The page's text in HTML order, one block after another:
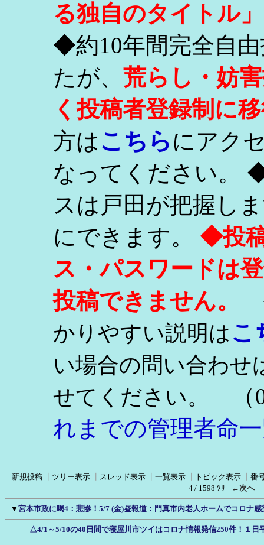
る独自のタイトル
◆約10年間完全自
たが、 荒らし・妨
く投稿者登録制に
方はこちらにアク
なってください。
スは戸田が把握し
にできます。 ◆投
ス・パスワードは
投稿できません。
かりやすい説明はこ
い場合の問い合わせ
せてください。
（
れまでの管理者命
新規投稿 ツリー表示 スレッド表示 一覧表示 トピック表示
番
4 / 1598 ﾂﾘｰ ←次へ
▼ 宮本市政に喝4：悲惨！5/7 (金)昼報道：門真市内老人ホームでコロナ感
△4/1～5/10の40日間で寝屋川市ツイはコロナ情報発信250件！１日